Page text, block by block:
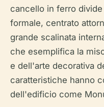
cancello in ferro
formale, centrato
grande scalinata
che esemplifica la
e dell'arte decorativa
caratteristiche hanno
dell'edificio come